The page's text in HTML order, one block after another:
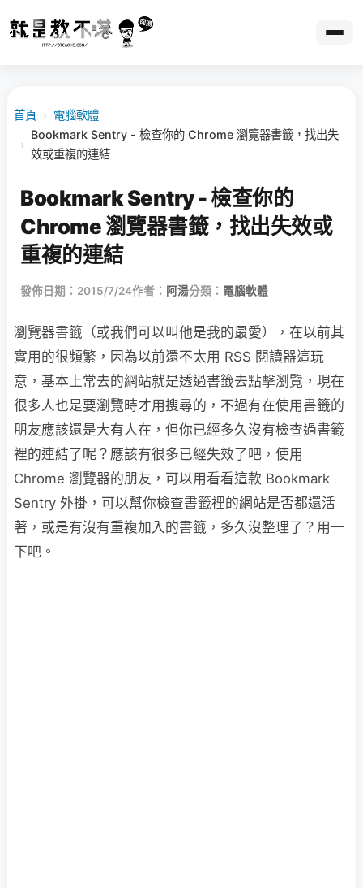
首頁 › 電腦軟體
›
Bookmark Sentry - 檢查你的 Chrome 瀏覽器書籤，找出失
效或重複的連結
Bookmark Sentry - 檢查你的
Chrome 瀏覽器書籤，找出失效或
重複的連結
發佈日期：2015/7/24作者： 阿湯分類： 電腦軟體
瀏覽器書籤（或我們可以叫他是我的最愛），在以前其
實用的很頻繁，因為以前還不太用 RSS 閱讀器這玩
意，基本上常去的網站就是透過書籤去點擊瀏覽，現在
很多人也是要瀏覽時才用搜尋的，不過有在使用書籤的
朋友應該還是大有人在，但你已經多久沒有檢查過書籤
裡的連結了呢？應該有很多已經失效了吧，使用
Chrome 瀏覽器的朋友，可以用看看這款 Bookmark
Sentry 外掛，可以幫你檢查書籤裡的網站是否都還活
著，或是有沒有重複加入的書籤，多久沒整理了？用一
下吧。